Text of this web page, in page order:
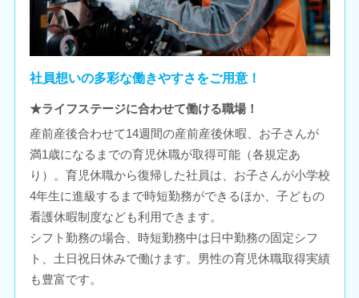
社員想いの多彩な働きやすさをご用意！
★ライフステージに合わせて働ける職場！
産前産後合わせて14週間の産前産後休暇、お子さんが
満1歳になるまでの育児休職が取得可能（各規定あ
り）。育児休職から復帰した社員は、お子さんが小学校
4年生に進級するまで時短勤務ができるほか、子どもの
看護休暇制度なども利用できます。
シフト勤務の場合、時短勤務中は日中勤務の固定シフ
ト、土日祝日休みで働けます。男性の育児休職取得実績
も豊富です。